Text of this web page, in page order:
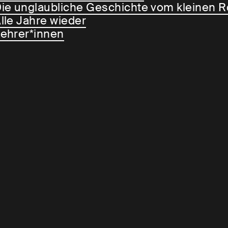
unglaubliche Geschichte vom kleinen
Jahre wieder